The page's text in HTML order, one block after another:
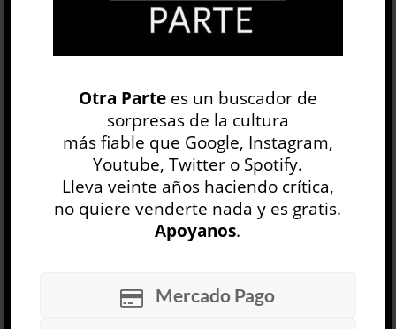
0 Twitter
Telegram WhatsApp
ETIQUETAS AUTOBIOGRAFÍA DUELO
LITERATURA MADRE POEMAS POETA
PSICOANÁLISIS SUICIDIO
LITERATURA ARGENTINA
Otra Partees un buscador de
sorpresas de la cultura
más fiable que Google, Instagram,
Youtube, Twitter o Spotify.
Lleva veinte años haciendo crítica,
no quiere venderte nada y es gratis.
Apoyanos.
Mercado Pago